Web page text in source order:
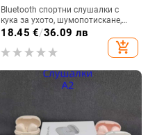
Bluetooth спортни слушалки с
кука за ухото, шумопотискане,
Bluetooth 5.2, обхват 5 м, батерия
18.45 €/36.09 лв
add_shopping_cart